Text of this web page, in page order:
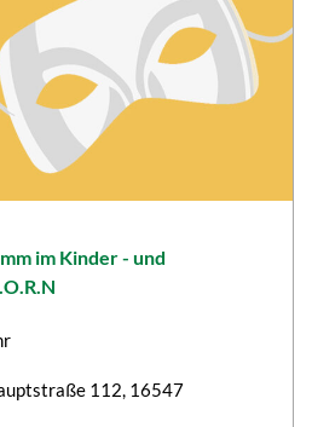
im Kinder - und
112, 16547